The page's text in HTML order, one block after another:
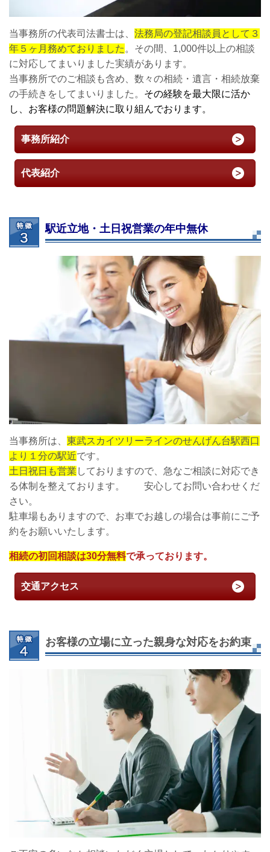
当事務所の代表司法書士は、 法務局の登記相談員として３
年５ヶ月務めておりました。その間、1,000件以上の相談
に対応してまいりました実績があります。
当事務所でのご相談も含め、数々の相続・遺言・相続放棄
の手続きをしてまいりました。 その経験を最大限に活か
し、お客様の問題解決に取り組んでおります。
事務所紹介
代表紹介
駅近立地・土日祝営業の年中無休
当事務所は、 東武スカイツリーラインのせんげん台駅西口
より１分の駅近です。
土日祝日も営業 しておりますので、急なご相談に対応でき
る体制を整えております。 安心してお問い合わせくだ
さい。
駐車場もありますので、お車でお越しの場合は事前にご予
約をお願いいたします。
相続の初回相談は30分無料で承っております。
交通アクセス
お客様の立場に立った親身な対応をお約束